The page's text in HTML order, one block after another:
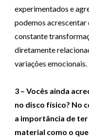
experimentados e
podemos acrescentar
constante
diretamente
variações emocionais.
3 – Vocês ainda
no disco físico? No
a importância de ter
material como o